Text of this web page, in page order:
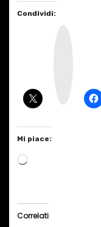
Condividi:
Mi piace:
C
Correlati